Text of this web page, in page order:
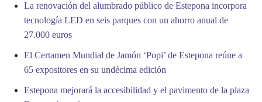
La renovación del alumbrado público de Estepona incorpora
tecnología LED en seis parques con un ahorro anual de
27.000 euros
El Certamen Mundial de Jamón ‘Popi’ de Estepona reúne a
65 expositores en su undécima edición
Estepona mejorará la accesibilidad y el pavimento de la plaza